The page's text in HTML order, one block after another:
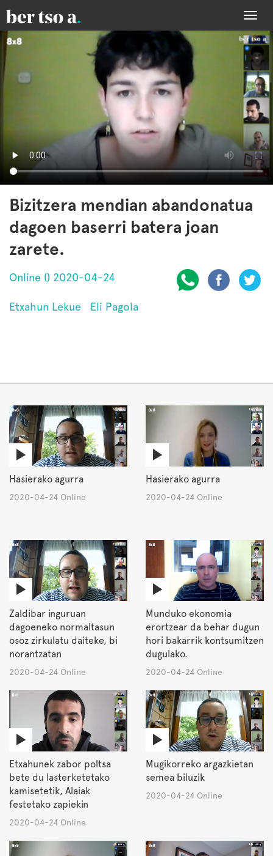
Bizitzera mendian abandonatua
dagoen baserri batera joan
zarete.
Online () 2020-04-24
Etxahun Lekue Eli Pagola
Hasierako agurra
2020-04-24 Online
Hasierako agurra
2020-04-24 Online
Zaldibar inguruan
dagoeneko normaltasun
osoz zirkulatu daiteke, bi
norantzatan
2020-04-24 Online
Munduko ekonomia
erortzear da behar dugun
hori bakarrik kontsumitzen
dugulako.
2020-04-24 Online
Etxahunek zabor poltsa
bete du lasterketetako
kamisetetik, Alaiak
festetako zapiekin
2020-04-24 Online
Mugikorreko argazkietan
semea biluzik
2020-04-24 Online